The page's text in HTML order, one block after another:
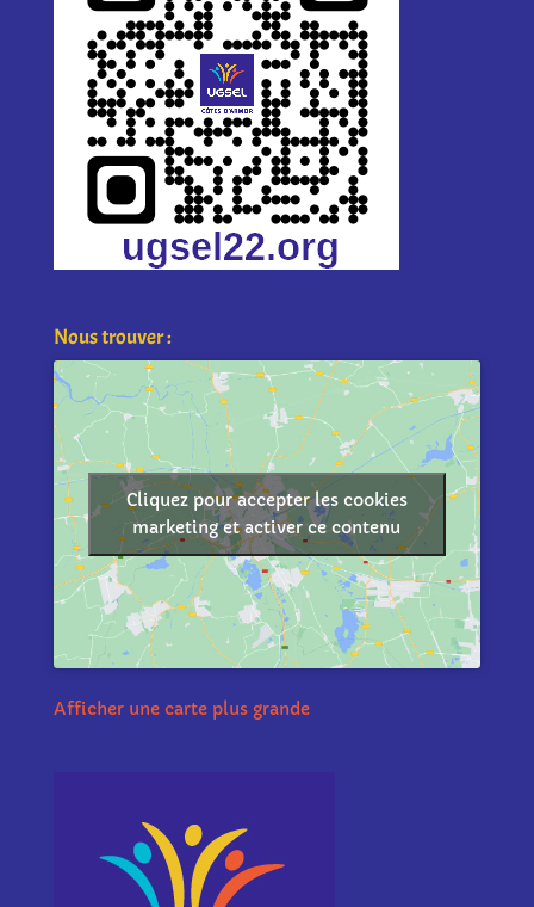
Nous trouver :
Cliquez pour accepter les cookies
marketing et activer ce contenu
Afficher une carte plus grande